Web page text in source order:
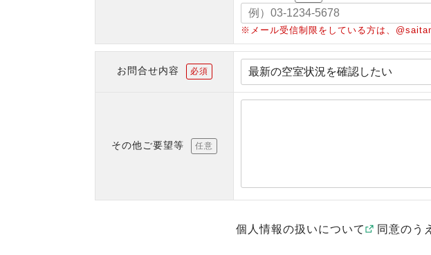
※メール受信制限をしている方は、
お問合せ内容 必須
その他ご要望等 任意
個人情報の扱いについて 同意のう